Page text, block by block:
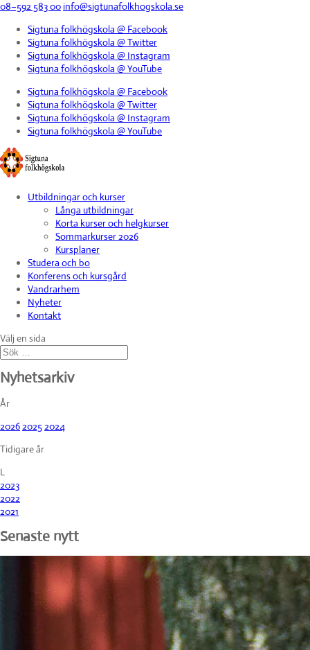
08–592 583 00 info@sigtunafolkhogskola.se
Sigtuna folkhögskola @ Facebook
Sigtuna folkhögskola @ Twitter
Sigtuna folkhögskola @ Instagram
Sigtuna folkhögskola @ YouTube
Sigtuna folkhögskola @ Facebook
Sigtuna folkhögskola @ Twitter
Sigtuna folkhögskola @ Instagram
Sigtuna folkhögskola @ YouTube
Utbildningar och kurser
Långa utbildningar
Korta kurser och helgkurser
Sommarkurser 2026
Kursplaner
Studera och bo
Konferens och kursgård
Vandrarhem
Nyheter
Kontakt
Välj en sida
Nyhetsarkiv
År
202620252024
Tidigare år
L
2023
2022
2021
Senaste nytt